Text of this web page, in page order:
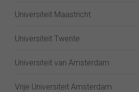
Universiteit Maastricht
Universiteit Twente
Universiteit van Amsterdam
Vrije Universiteit Amsterdam